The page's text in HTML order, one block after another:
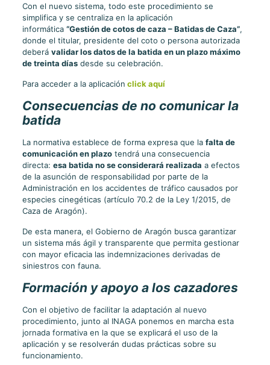
Con el nuevo sistema, todo este procedimiento se
simplifica y se centraliza en la aplicación
informática “Gestión de cotos de caza – Batidas de Caza”,
donde el titular, presidente del coto o persona autorizada
deberá validar los datos de la batida en un plazo máximo
de treinta díasdesde su celebración.
Para acceder a la aplicación click aquí
Consecuencias de no comunicar la
batida
La normativa establece de forma expresa que la falta de
comunicación en plazotendrá una consecuencia
directa: esa batida no se considerará realizada a efectos
de la asunción de responsabilidad por parte de la
Administración en los accidentes de tráfico causados por
especies cinegéticas (artículo 70.2 de la Ley 1/2015, de
Caza de Aragón).
De esta manera, el Gobierno de Aragón busca garantizar
un sistema más ágil y transparente que permita gestionar
con mayor eficacia las indemnizaciones derivadas de
siniestros con fauna.
Formación y apoyo a los cazadores
Con el objetivo de facilitar la adaptación al nuevo
procedimiento, junto al INAGA ponemos en marcha esta
jornada formativa en la que se explicará el uso de la
aplicación y se resolverán dudas prácticas sobre su
funcionamiento.